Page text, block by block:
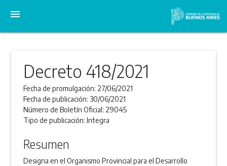
menu
Decreto 418/2021
Fecha de promulgación: 27/06/2021
Fecha de publicación: 30/06/2021
Número de Boletín Oficial: 29045
Tipo de publicación:Integra
Resumen
Designa en el Organismo Provincial para el Desarrollo